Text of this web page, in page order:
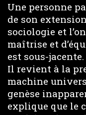
Une personne
de son
sociologie et
maîtrise et
est sous-jacente.
Il revient à la
machine
genèse
explique que le